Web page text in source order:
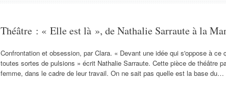
Théâtre : « Elle est là », de Nathalie Sarraute à la
Confrontation et obsession, par Clara. « Devant une idée qui s'oppose à
toutes sortes de pulsions » écrit Nathalie Sarraute. Cette pièce de théâtre
femme, dans le cadre de leur travail. On ne sait pas quelle est la base du…